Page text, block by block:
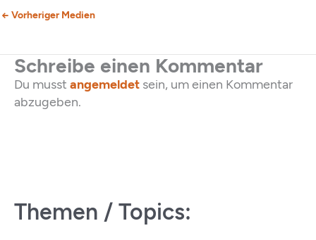
← Vorheriger Medien
Schreibe einen Kommentar
Du musst angemeldet sein, um einen Kommentar
abzugeben.
Themen / Topics: